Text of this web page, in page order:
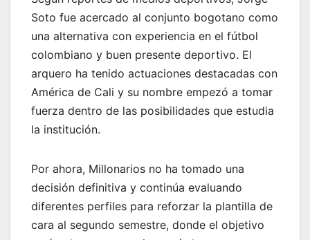
Soto fue acercado al conjunto bogotano como
una alternativa con experiencia en el fútbol
colombiano y buen presente deportivo. El
arquero ha tenido actuaciones destacadas con
América de Cali y su nombre empezó a tomar
fuerza dentro de las posibilidades que estudia
la institución.
Por ahora, Millonarios no ha tomado una
decisión definitiva y continúa evaluando
diferentes perfiles para reforzar la plantilla de
cara al segundo semestre, donde el objetivo